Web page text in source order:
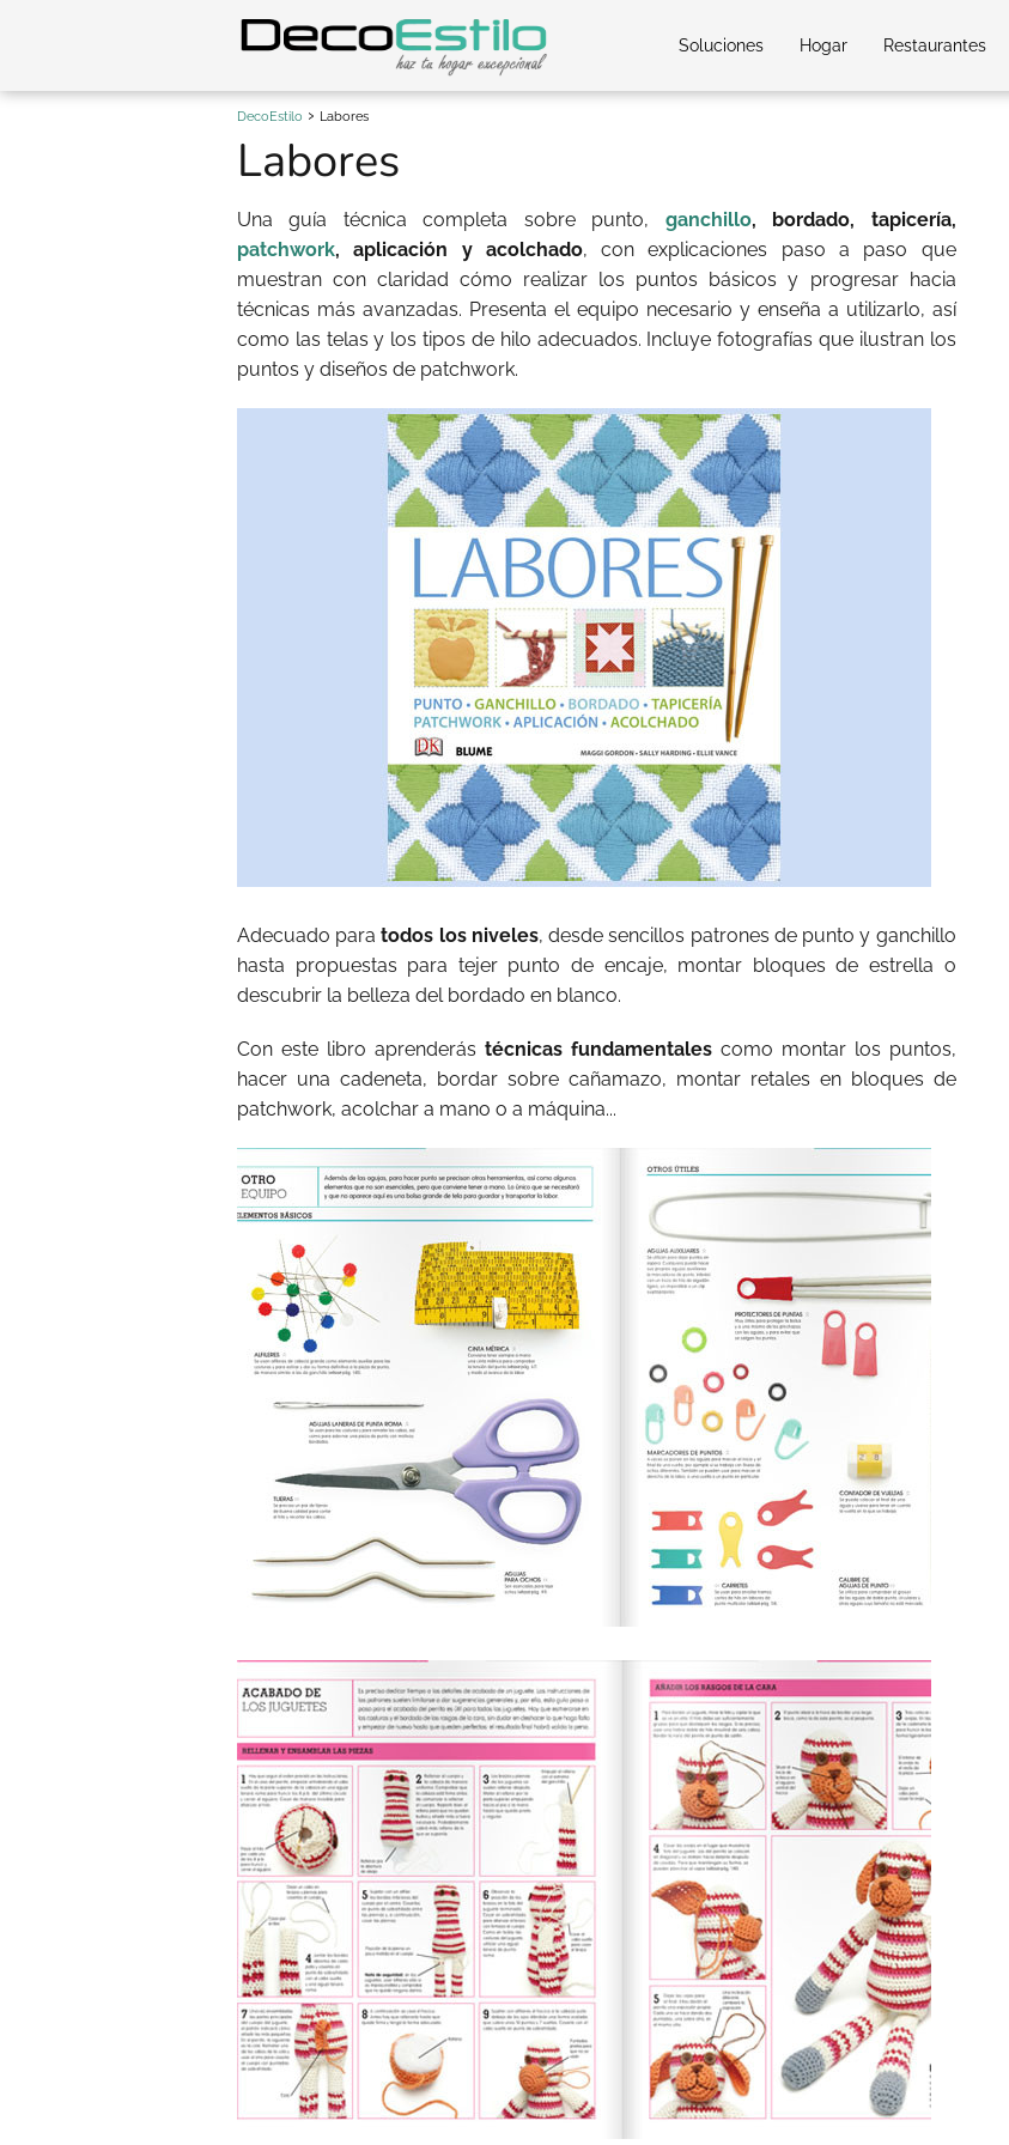
Soluciones Hogar Restaurantes
DecoEstilo Labores
Labores
Una guía técnica completa sobre punto, ganchillo, bordado, tapicería,
patchwork, aplicación y acolchado, con explicaciones paso a paso que
muestran con claridad cómo realizar los puntos básicos y progresar hacia
técnicas más avanzadas. Presenta el equipo necesario y enseña a utilizarlo, así
como las telas y los tipos de hilo adecuados. Incluye fotografías que ilustran los
puntos y diseños de patchwork.
Adecuado paratodos los niveles, desde sencillos patrones de punto y ganchillo
hasta propuestas para tejer punto de encaje, montar bloques de estrella o
descubrir la belleza del bordado en blanco.
Con este libro aprenderás técnicas fundamentalescomo montar los puntos,
hacer una cadeneta, bordar sobre cañamazo, montar retales en bloques de
patchwork, acolchar a mano o a máquina...